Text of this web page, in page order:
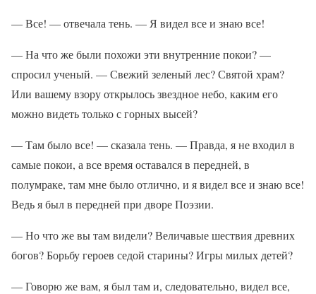
— Все! — отвечала тень. — Я видел все и знаю все!
— На что же были похожи эти внутренние покои? —
спросил ученый. — Свежий зеленый лес? Святой храм?
Или вашему взору открылось звездное небо, каким его
можно видеть только с горных высей?
— Там было все! — сказала тень. — Правда, я не входил в
самые покои, а все время оставался в передней, в
полумраке, там мне было отлично, и я видел все и знаю все!
Ведь я был в передней при дворе Поэзии.
— Но что же вы там видели? Величавые шествия древних
богов? Борьбу героев седой старины? Игры милых детей?
— Говорю же вам, я был там и, следовательно, видел все,